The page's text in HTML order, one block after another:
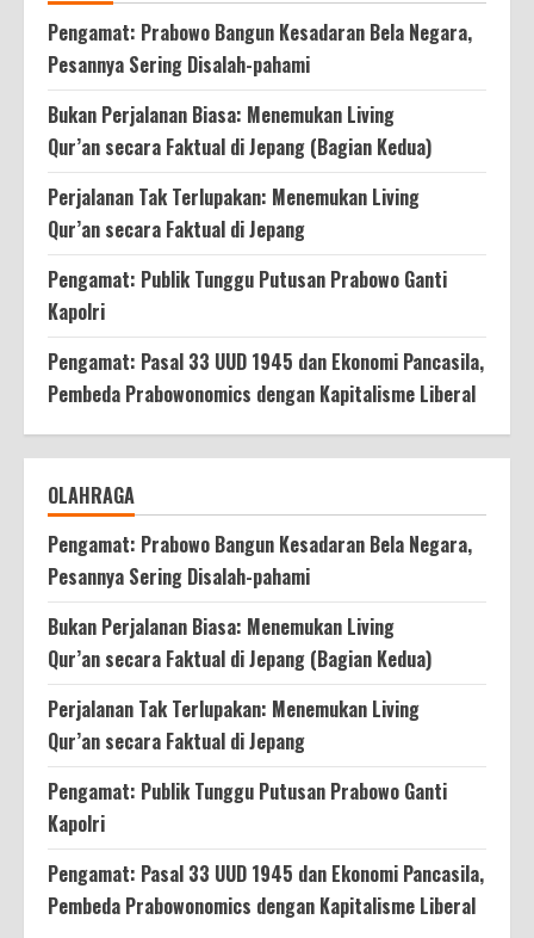
Pengamat: Prabowo Bangun Kesadaran Bela Negara,
Pesannya Sering Disalah-pahami
Bukan Perjalanan Biasa: Menemukan Living
Qur’an secara Faktual di Jepang (Bagian Kedua)
Perjalanan Tak Terlupakan: Menemukan Living
Qur’an secara Faktual di Jepang
Pengamat: Publik Tunggu Putusan Prabowo Ganti
Kapolri
Pengamat: Pasal 33 UUD 1945 dan Ekonomi Pancasila,
Pembeda Prabowonomics dengan Kapitalisme Liberal
OLAHRAGA
Pengamat: Prabowo Bangun Kesadaran Bela Negara,
Pesannya Sering Disalah-pahami
Bukan Perjalanan Biasa: Menemukan Living
Qur’an secara Faktual di Jepang (Bagian Kedua)
Perjalanan Tak Terlupakan: Menemukan Living
Qur’an secara Faktual di Jepang
Pengamat: Publik Tunggu Putusan Prabowo Ganti
Kapolri
Pengamat: Pasal 33 UUD 1945 dan Ekonomi Pancasila,
Pembeda Prabowonomics dengan Kapitalisme Liberal